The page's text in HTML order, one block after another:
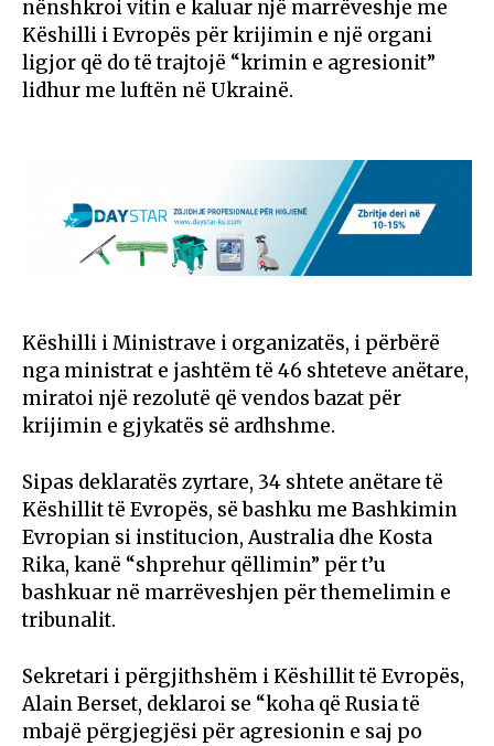
nënshkroi vitin e kaluar një marrëveshje me
Këshilli i Evropës për krijimin e një organi
ligjor që do të trajtojë “krimin e agresionit”
lidhur me luftën në Ukrainë.
Këshilli i Ministrave i organizatës, i përbërë
nga ministrat e jashtëm të 46 shteteve anëtare,
miratoi një rezolutë që vendos bazat për
krijimin e gjykatës së ardhshme.
Sipas deklaratës zyrtare, 34 shtete anëtare të
Këshillit të Evropës, së bashku me Bashkimin
Evropian si institucion, Australia dhe Kosta
Rika, kanë “shprehur qëllimin” për t’u
bashkuar në marrëveshjen për themelimin e
tribunalit.
Sekretari i përgjithshëm i Këshillit të Evropës,
Alain Berset, deklaroi se “koha që Rusia të
mbajë përgjegjësi për agresionin e saj po